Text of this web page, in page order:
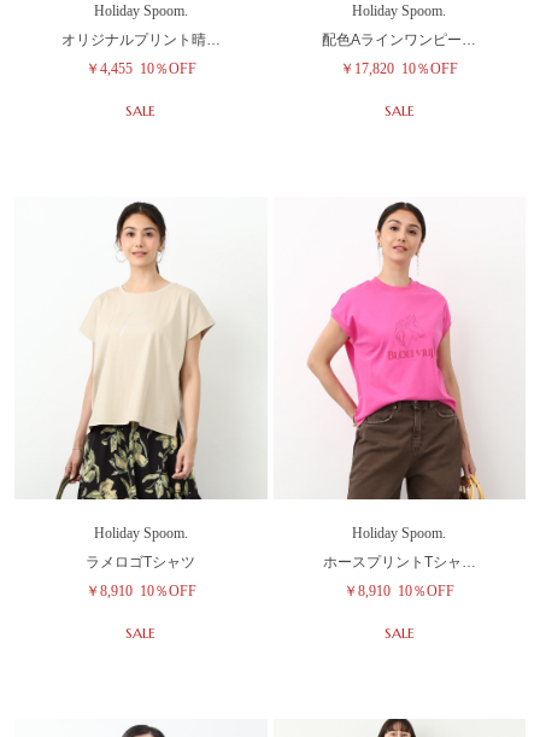
Holiday Spoom.
オリジナルプリント晴…
￥4,455 10％OFF
SALE
Holiday Spoom.
配色Aラインワンピー…
￥17,820 10％OFF
SALE
Holiday Spoom.
ラメロゴTシャツ
￥8,910 10％OFF
SALE
Holiday Spoom.
ホースプリントTシャ…
￥8,910 10％OFF
SALE